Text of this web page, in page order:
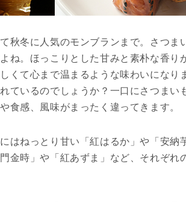
秋冬に人気のモンブランまで。さつま
ね。ほっこりとした甘みと素朴な香り
くて心まで温まるような味わいになり
ているのでしょうか？一口にさつまい
食感、風味がまったく違ってきます。
はねっとり甘い「紅はるか」や「安納
金時」や「紅あずま」など、それぞれ